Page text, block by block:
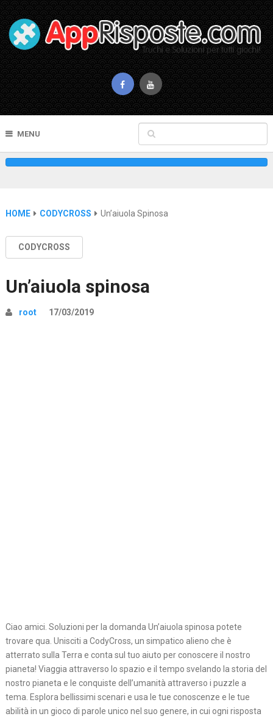
MENU
HOME CODYCROSS Un’aiuola Spinosa
CODYCROSS
Un’aiuola spinosa
root 17/03/2019
Ciao amici. Soluzioni per la domanda Un’aiuola spinosa potete
trovare qua. Unisciti a CodyCross, un simpatico alieno che è
atterrato sulla Terra e conta sul tuo aiuto per conoscere il nostro
pianeta! Viaggia attraverso lo spazio e il tempo svelando la storia del
nostro pianeta e le conquiste dell’umanità attraverso i puzzle a
tema. Esplora bellissimi scenari e usa le tue conoscenze e le tue
abilità in un gioco di parole unico nel suo genere, in cui ogni risposta